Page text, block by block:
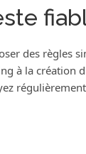
des règles
à la création